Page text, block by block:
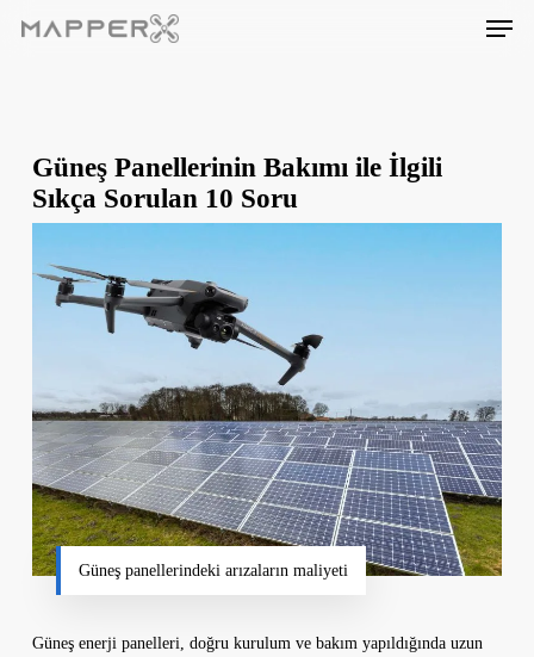
Menu
Güneş Panellerinin Bakımı ile İlgili
Sıkça Sorulan 10 Soru
Güneş panellerindeki arızaların maliyeti
Güneş enerji panelleri, doğru kurulum ve bakım yapıldığında uzun